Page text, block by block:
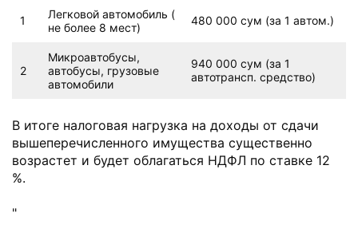
1
Легковой автомобиль (
не более 8 мест)
480 000 сум (за 1 автом.)
2
Микроавтобусы,
автобусы, грузовые
автомобили
940 000 сум (за 1
автотрансп. средство)
В итоге налоговая нагрузка на доходы от сдачи
вышеперечисленного имущества существенно
возрастет и будет облагаться НДФЛ по ставке 12
%.
"